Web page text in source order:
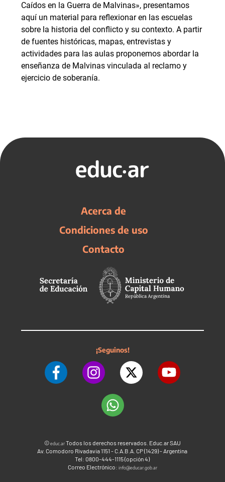
Caídos en la Guerra de Malvinas», presentamos
aquí un material para reflexionar en las escuelas
sobre la historia del conflicto y su contexto. A partir
de fuentes históricas, mapas, entrevistas y
actividades para las aulas proponemos abordar la
enseñanza de Malvinas vinculada al reclamo y
ejercicio de soberanía.
Acerca de
Condiciones de uso
Contacto
¡Seguinos!
©educ.arTodos los derechos reservados. Educ.ar SAU
Av. Comodoro Rivadavia 1151 - C.A.B.A. CP (1429) - Argentina
Tel: 0800-444-1115 (opción 4)
Correo Electrónico: info@educar.gob.ar